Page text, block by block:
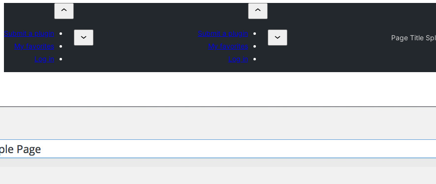
Page Title
Submit a plugin
My favorites
Log in
Submit a plugin
My favorites
Log in